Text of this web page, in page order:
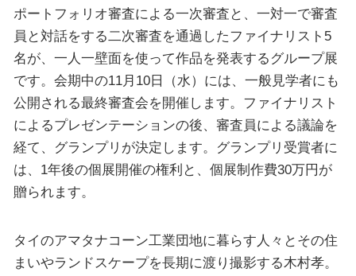
ポートフォリオ審査による一次審査と、一対一で審査
員と対話をする二次審査を通過したファイナリスト5
名が、一人一壁面を使って作品を発表するグループ展
です。会期中の11月10日（水）には、一般見学者にも
公開される最終審査会を開催します。ファイナリスト
によるプレゼンテーションの後、審査員による議論を
経て、グランプリが決定します。グランプリ受賞者に
は、1年後の個展開催の権利と、個展制作費30万円が
贈られます。
タイのアマタナコーン工業団地に暮らす人々とその住
まいやランドスケープを長期に渡り撮影する木村孝。